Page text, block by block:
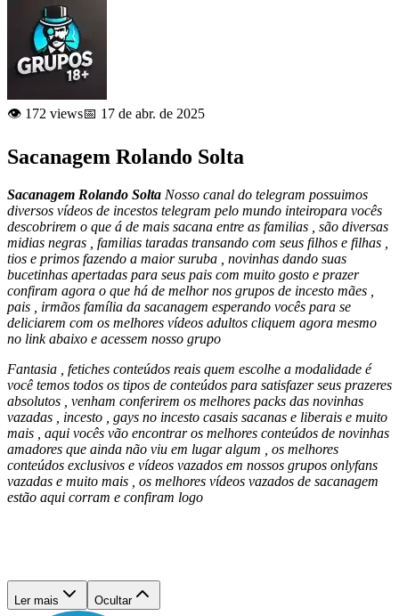
👁️ 172 views📅 17 de abr. de 2025
Sacanagem Rolando Solta
Sacanagem Rolando Solta Nosso canal do telegram possuimos
diversos vídeos de incestos telegram pelo mundo inteiropara vocês
descobrirem o que á de mais sacana entre as familias , são diversas
midias negras , familias taradas transando com seus filhos e filhas ,
tios e primos fazendo a maior suruba , novinhas dando suas
bucetinhas apertadas para seus pais com muito gosto e prazer
confiram agora o que há de melhor nos grupos de incesto mães ,
pais , irmãos família da sacanagem esperando vocês para se
deliciarem com os melhores vídeos adultos cliquem agora mesmo
no link abaixo e acessem nosso grupo
Fantasia , fetiches conteúdos reais quem escolhe a modalidade é
você temos todos os tipos de conteúdos para satisfazer seus prazeres
absolutos , venham conferirem os melhores packs das novinhas
vazadas , incesto , gays no incesto casais sacanas e liberais e muito
mais , aqui vocês vão encontrar os melhores conteúdos de novinhas
amadores que ainda não viu em lugar algum , os melhores
conteúdos exclusivos e vídeos vazados em nossos grupos onlyfans
vazadas e muito mais , os melhores vídeos vazados de sacanagem
estão aqui corram e confiram logo
Ler mais Ocultar